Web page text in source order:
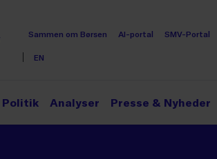
Sammen om Børsen AI-portal SMV-Portal
EN
Politik Analyser Presse & Nyheder